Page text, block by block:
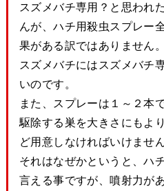
スズメバチ専用？と思われ
んが、ハチ用殺虫スプレー
果がある訳ではありません。
スズメバチにはスズメバチ
いのです。
また、スプレーは１～２本
駆除する巣を大きさにもよ
ど用意しなければいけません
それはなぜかというと、ハ
言える事ですが、噴射力が